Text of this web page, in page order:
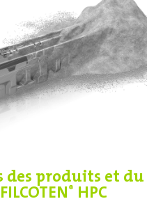
des produits et du
® HPC